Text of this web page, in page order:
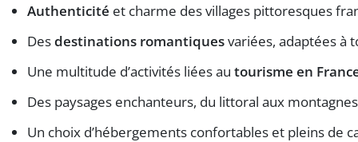
Authenticité et charme des villages pittoresques
Desdestinations romantiquesvariées, adaptées à
Une multitude d’activités liées au tourisme en
Des paysages enchanteurs, du littoral aux
Un choix d’hébergements confortables et pleins de